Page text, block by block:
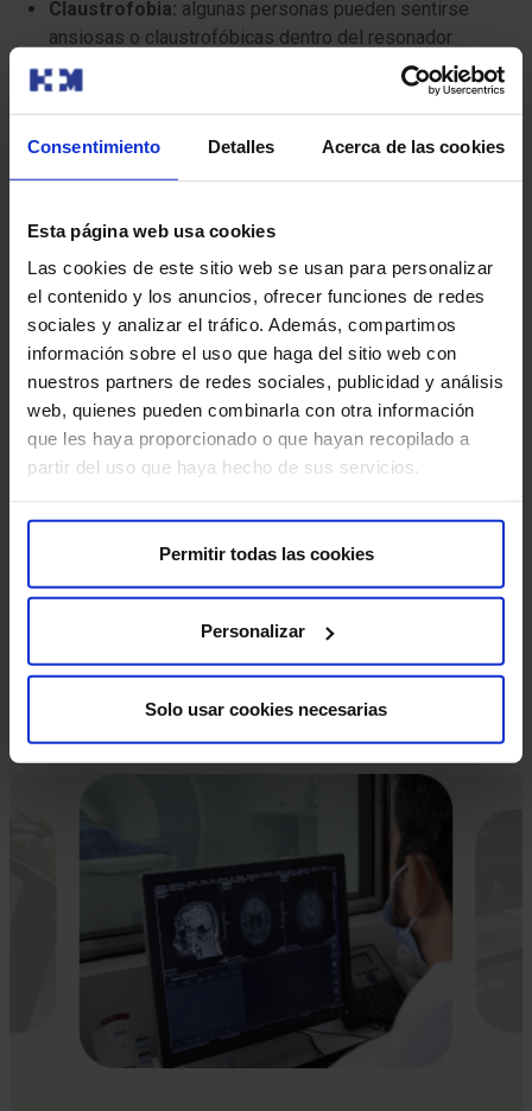
Consentimiento Detalles Acerca de las cookies
Esta página web usa cookies
Las cookies de este sitio web se usan para personalizar
el contenido y los anuncios, ofrecer funciones de redes
sociales y analizar el tráfico. Además, compartimos
información sobre el uso que haga del sitio web con
nuestros partners de redes sociales, publicidad y análisis
web, quienes pueden combinarla con otra información
que les haya proporcionado o que hayan recopilado a
partir del uso que haya hecho de sus servicios.
Permitir todas las cookies
Personalizar
Solo usar cookies necesarias
Claustrofobia: algunas personas pueden sentirse
ansiosas o claustrofóbicas dentro del resonador
magnético.
reacciones alérgicas a los medicamentos que se
utilizan para reducir los movimientos intestinales.
Para que tu prueba se desarrolle sin contratiempos, te
pedimos que llegues con antelación a la hora indicada.
Así podremos realizar la preparación administrativa y
clínica necesaria.
Antes de la prueba, te entregaremos el Consentimiento
Informado, un documento con información importante
que deberás leer y firmar.
Si tu cita es para una Resonancia Magnética (RM), es
medicamentos, como bombas de insulina.
como en cualquier procedimiento médico, existe una
mínima posibilidad de incidencia.